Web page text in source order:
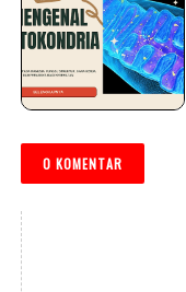
0 KOMENTAR